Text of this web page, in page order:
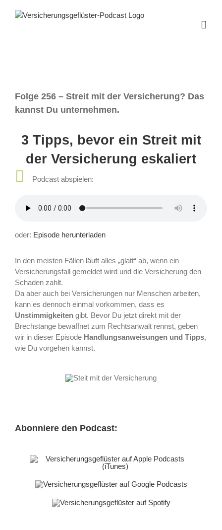
Inhalt
Folge 256 – Streit mit der Versicherung? Das
kannst Du unternehmen.
3 Tipps, bevor ein Streit mit
der Versicherung eskaliert
Podcast abspielen:
oder: Episode herunterladen
In den meisten Fällen läuft alles „glatt“ ab, wenn ein
Versicherungsfall gemeldet wird und die Versicherung den
Schaden zahlt.
Da aber auch bei Versicherungen nur Menschen arbeiten,
kann es dennoch einmal vorkommen, dass es
Unstimmigkeitengibt. Bevor Du jetzt direkt mit der
Brechstange bewaffnet zum Rechtsanwalt rennst, geben
wir in dieser EpisodeHandlungsanweisungen und Tipps,
wie Du vorgehen kannst.
Abonniere den Podcast: